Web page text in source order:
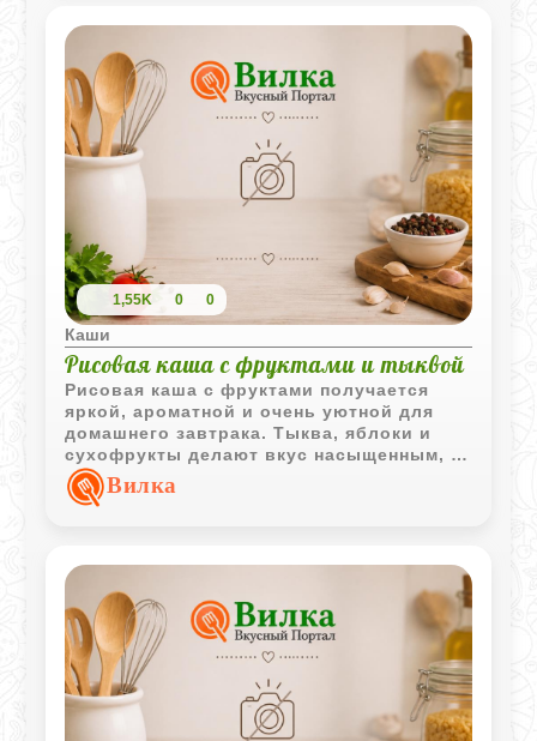
1,55K 0 0
Каши
Рисовая каша с фруктами и тыквой
Рисовая каша с фруктами получается
яркой, ароматной и очень уютной для
домашнего завтрака. Тыква, яблоки и
сухофрукты делают вкус насыщенным, а
лёгкая корица добавляет тёплый пряный
оттенок.
Вилка